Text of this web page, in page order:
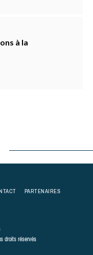
à la
PARTENAIRES
droits réservés